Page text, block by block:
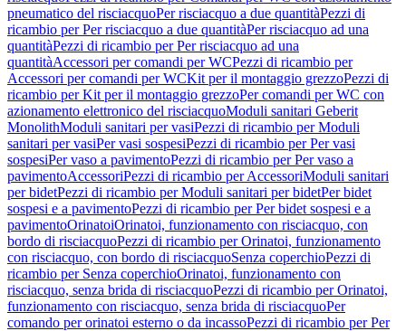
pneumatico del risciacquoPer risciacquo a due quantitàPezzi di
ricambio per Per risciacquo a due quantitàPer risciacquo ad una
quantitàPezzi di ricambio per Per risciacquo ad una
quantitàAccessori per comandi per WCPezzi di ricambio per
Accessori per comandi per WCKit per il montaggio grezzoPezzi di
ricambio per Kit per il montaggio grezzoPer comandi per WC con
azionamento elettronico del risciacquoModuli sanitari Geberit
MonolithModuli sanitari per vasiPezzi di ricambio per Moduli
sanitari per vasiPer vasi sospesiPezzi di ricambio per Per vasi
sospesiPer vaso a pavimentoPezzi di ricambio per Per vaso a
pavimentoAccessoriPezzi di ricambio per AccessoriModuli sanitari
per bidetPezzi di ricambio per Moduli sanitari per bidetPer bidet
sospesi e a pavimentoPezzi di ricambio per Per bidet sospesi e a
pavimentoOrinatoiOrinatoi, funzionamento con risciacquo, con
bordo di risciacquoPezzi di ricambio per Orinatoi, funzionamento
con risciacquo, con bordo di risciacquoSenza coperchioPezzi di
ricambio per Senza coperchioOrinatoi, funzionamento con
risciacquo, senza brida di risciacquoPezzi di ricambio per Orinatoi,
funzionamento con risciacquo, senza brida di risciacquoPer
comando per orinatoi esterno o da incassoPezzi di ricambio per Per